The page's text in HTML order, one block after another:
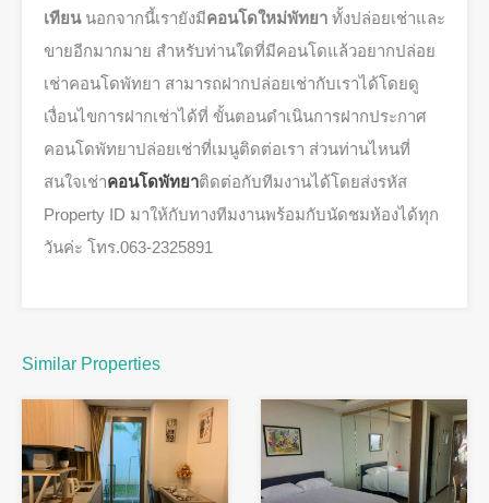
เทียน นอกจากนี้เรายังมีคอนโดใหม่พัทยา ทั้งปล่อยเช่าและ
ขายอีกมากมาย สำหรับท่านใดที่มีคอนโดแล้วอยากปล่อย
เช่าคอนโดพัทยา สามารถฝากปล่อยเช่ากับเราได้โดยดู
เงื่อนไขการฝากเช่าได้ที่ ขั้นตอนดำเนินการฝากประกาศ
คอนโดพัทยาปล่อยเช่าที่เมนูติดต่อเรา ส่วนท่านไหนที่
สนใจเช่าคอนโดพัทยาติดต่อกับทีมงานได้โดยส่งรหัส
Property ID มาให้กับทางทีมงานพร้อมกับนัดชมห้องได้ทุก
วันค่ะ โทร.063-2325891
Similar Properties